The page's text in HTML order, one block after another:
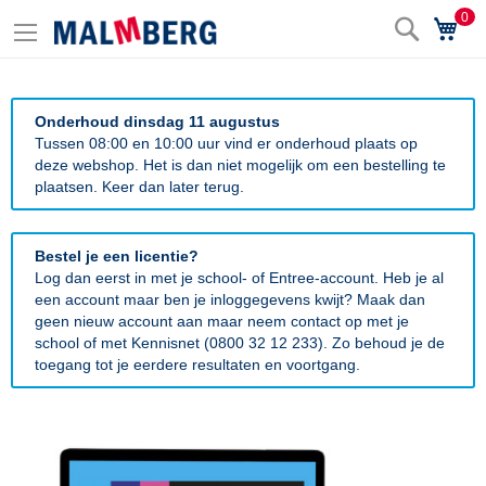
Zoek0
Onderhoud dinsdag 11 augustus
Tussen 08:00 en 10:00 uur vind er onderhoud plaats op
deze webshop. Het is dan niet mogelijk om een bestelling te
plaatsen. Keer dan later terug.
Bestel je een licentie?
Log dan eerst in met je school- of Entree-account. Heb je al
een account maar ben je inloggegevens kwijt? Maak dan
geen nieuw account aan maar neem contact op met je
school of met Kennisnet (0800 32 12 233). Zo behoud je de
toegang tot je eerdere resultaten en voortgang.